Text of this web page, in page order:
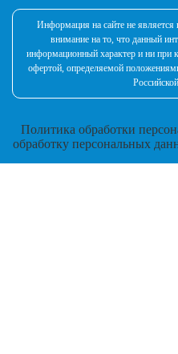
Информация на сайте не
внимание на то, что данный
информационный характер и ни при
офертой, определяемой
Политика обработки
обработку персональных